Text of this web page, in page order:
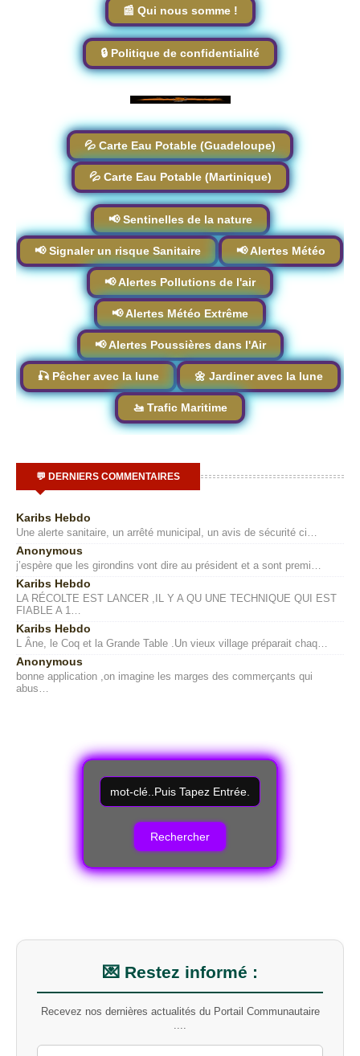
📰 Qui nous somme !
🔒 Politique de confidentialité
💦 Carte Eau Potable (Guadeloupe)
💦 Carte Eau Potable (Martinique)
📢 Sentinelles de la nature
📢 Signaler un risque Sanitaire 📢 Alertes Météo
📢 Alertes Pollutions de l'air
📢 Alertes Météo Extrême
📢 Alertes Poussières dans l'Air
🎣 Pêcher avec la lune 🌼 Jardiner avec la lune
🚤 Trafic Maritime
💬 DERNIERS COMMENTAIRES
Karibs Hebdo
Une alerte sanitaire, un arrêté municipal, un avis de sécurité ci…
Anonymous
j’espère que les girondins vont dire au président et a sont premi…
Karibs Hebdo
LA RÉCOLTE EST LANCER ,IL Y A QU UNE TECHNIQUE QUI EST
FIABLE A 1…
Karibs Hebdo
L Âne, le Coq et la Grande Table .Un vieux village préparait chaq…
Anonymous
bonne application ,on imagine les marges des commerçants qui
abus…
R
e
c
m
o
t
-
l
💌 Restez informé :
Recevez nos dernières actualités du Portail Communautaire
....